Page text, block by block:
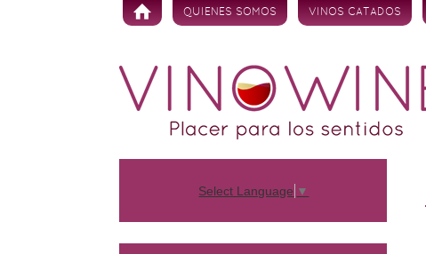
Skip to content
QUIENES SOMOS VINOS CATADOS
Select Language ▼